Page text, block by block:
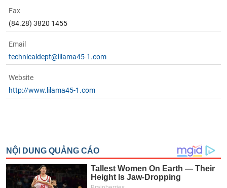
Fax
(84.28) 3820 1455
Email
technicaldept@lilama45-1.com
Website
http://www.lilama45-1.com